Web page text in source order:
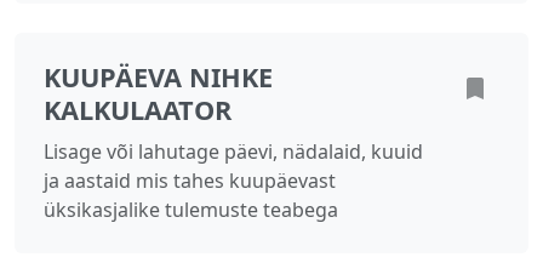
KUUPÄEVA NIHKE
KALKULAATOR
Lisage või lahutage päevi, nädalaid, kuuid
ja aastaid mis tahes kuupäevast
üksikasjalike tulemuste teabega